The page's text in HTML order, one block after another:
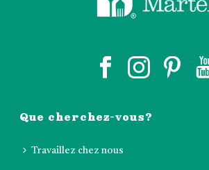
Que cherchez-vous?
Travaillez chez nous